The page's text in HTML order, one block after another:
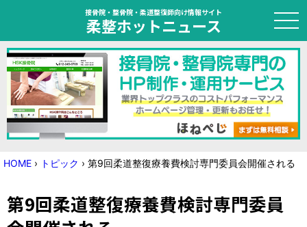
接骨院・整骨院・柔道整復師向け情報サイト
柔整ホットニュース
HOME
トピック
ニュース
国家試験対策
HOME › トピック › 第9回柔道整復療養費検討専門委員会開催される
第9回柔道整復療養費検討専門委員